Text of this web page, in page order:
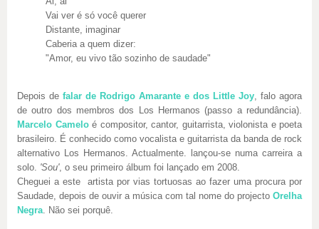
Vai ver é só você querer
Distante, imaginar
Caberia a quem dizer:
"Amor, eu vivo tão sozinho de saudade"
Depois de falar de Rodrigo Amarante e dos Little Joy, falo agora
de outro dos membros dos Los Hermanos (passo a redundância).
Marcelo Cameloé compositor, cantor, guitarrista, violonista e poeta
brasileiro. É conhecido como vocalista e guitarrista da banda de rock
alternativo Los Hermanos. Actualmente. lançou-se numa carreira a
solo. 'Sou', o seu primeiro álbum foi lançado em 2008.
Cheguei a este artista por vias tortuosas ao fazer uma procura por
Saudade, depois de ouvir a música com tal nome do projecto Orelha
Negra. Não sei porquê.